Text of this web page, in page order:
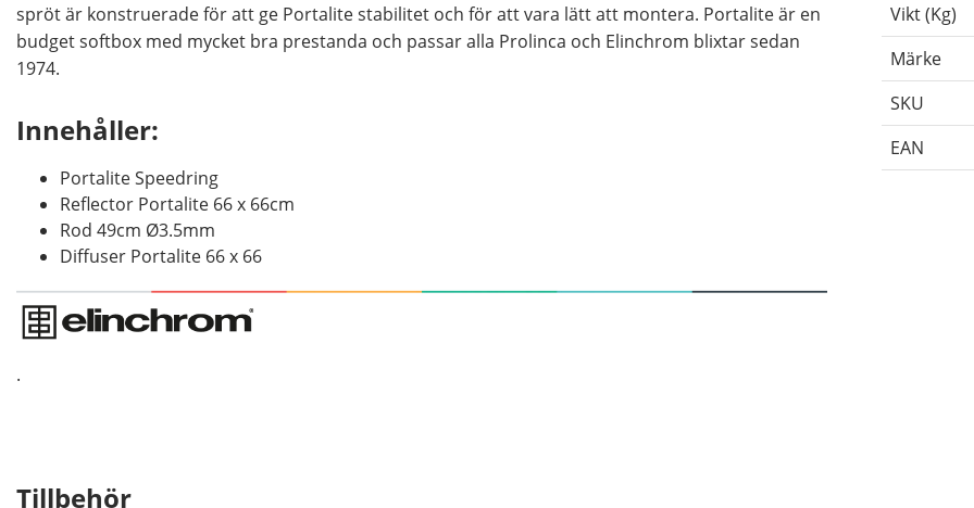
spröt är konstruerade för att ge Portalite stabilitet och för att vara lätt att montera. Portalite är en
budget softbox med mycket bra prestanda och passar alla Prolinca och Elinchrom blixtar sedan
1974.
Innehåller:
Portalite Speedring
Reflector Portalite 66 x 66cm
Rod 49cm Ø3.5mm
Diffuser Portalite 66 x 66
.
Vikt (Kg)
Märke
SKU
EAN
Tillbehör